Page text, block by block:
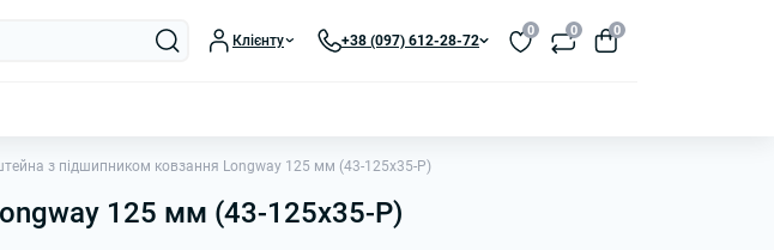
Клієнту +38 (097) 612-28-72
0 0 0
з підшипником ковзання Longway 125 мм (43-125х35-P)
125 мм (43-125х35-P)